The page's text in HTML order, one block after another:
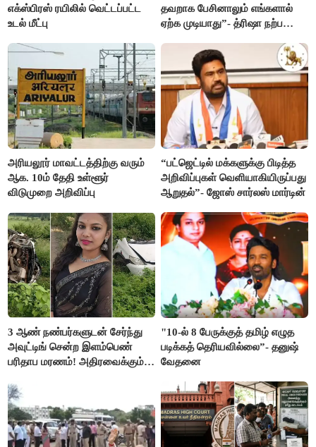
எக்ஸ்பிரஸ் ரயிலில் வெட்டப்பட்ட
உடல் மீட்பு
தவறாக பேசினாலும் எங்களால்
ஏற்க முடியாது”- த்ரிஷா நற்பணி
அரியலூர் மாவட்டத்திற்கு வரும்
ஆக. 10ம் தேதி உள்ளூர்
விடுமுறை அறிவிப்பு
“பட்ஜெட்டில் மக்களுக்கு பிடித்த
அறிவிப்புகள் வெளியாகியிருப்பது
ஆறுதல்”- ஜோஸ் சார்லஸ் மார்டின்
3 ஆண் நண்பர்களுடன் சேர்ந்து
அவுட்டிங் சென்ற இளம்பெண்
பரிதாப மரணம்! அதிரவைக்கும்
"10-ல் 8 பேருக்குத் தமிழ் எழுத
படிக்கத் தெரியவில்லை”- தனுஷ்
வேதனை